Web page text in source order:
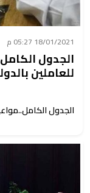
18/01/2021 05:27 م
الجدول
للعاملين
الجدول